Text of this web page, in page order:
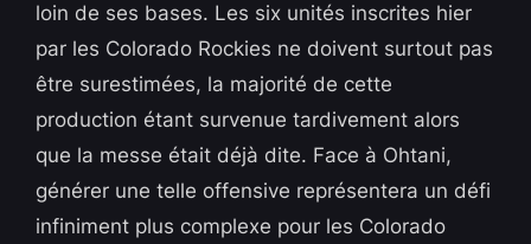
loin de ses bases. Les six unités inscrites hier
par les Colorado Rockies ne doivent surtout pas
être surestimées, la majorité de cette
production étant survenue tardivement alors
que la messe était déjà dite. Face à Ohtani,
générer une telle offensive représentera un défi
infiniment plus complexe pour les Colorado